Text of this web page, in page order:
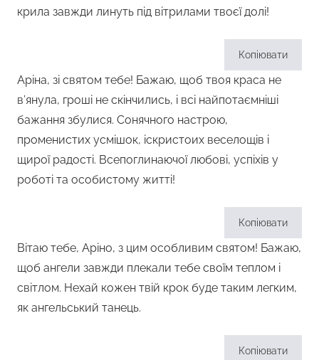
крила завжди линуть під вітрилами твоєї долі!
Копіювати
Аріна, зі святом тебе! Бажаю, щоб твоя краса не
в’янула, гроші не скінчились, і всі найпотаємніші
бажання збулися. Сонячного настрою,
променистих усмішок, іскристоих веселощів і
щирої радості. Всепоглинаючої любові, успіхів у
роботі та особистому житті!
Копіювати
Вітаю тебе, Аріно, з цим особливим святом! Бажаю,
щоб ангели завжди плекали тебе своїм теплом і
світлом. Нехай кожен твій крок буде таким легким,
як ангельський танець.
Копіювати